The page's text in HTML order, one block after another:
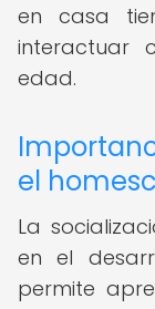
en casa
interactuar
edad.
el
La
en el
permite